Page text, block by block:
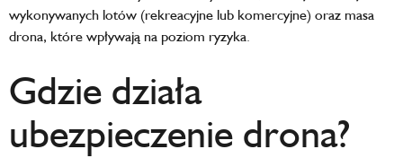
wykonywanych lotów (rekreacyjne lub komercyjne) oraz masa
drona, które wpływają na poziom ryzyka.
Gdzie działa
ubezpieczenie drona?